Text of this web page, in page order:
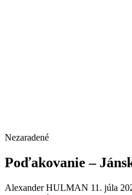
Nezaradené
Poďakovanie –
Alexander HULMAN Posted
11. júla